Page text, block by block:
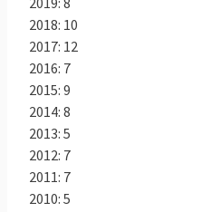
2018: 10
2017: 12
2016: 7
2015: 9
2014: 8
2013: 5
2012: 7
2011: 7
2010: 5